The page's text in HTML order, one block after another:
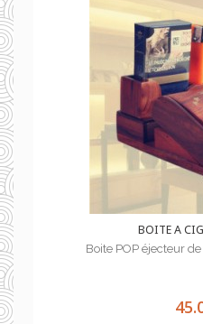
BOITE A
Boite POP éjecteur